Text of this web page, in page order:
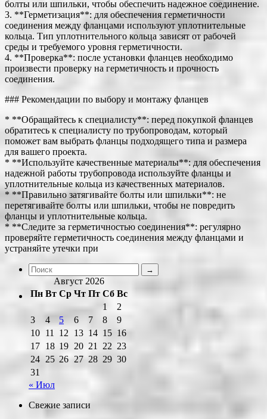
болты или шпильки, чтобы обеспечить надежное соединение.
3. **Герметизация**: для обеспечения герметичности
соединения между фланцами используют уплотнительные
кольца. Тип уплотнительного кольца зависят от рабочей
среды и требуемого уровня герметичности.
4. **Проверка**: после установки фланцев необходимо
произвести проверку на герметичность и прочность
соединения.
### Рекомендации по выбору и монтажу фланцев
* **Обращайтесь к специалисту**: перед покупкой фланцев
обратитесь к специалисту по трубопроводам, который
поможет вам выбрать фланцы подходящего типа и размера
для вашего проекта.
* **Используйте качественные материалы**: для обеспечения
надежной работы трубопровода используйте фланцы и
уплотнительные кольца из качественных материалов.
* **Правильно затягивайте болты или шпильки**: не
перетягивайте болты или шпильки, чтобы не повредить
фланцы и уплотнительные кольца.
* **Следите за герметичностью соединения**: регулярно
проверяйте герметичность соединения между фланцами и
устраняйте утечки при
Август 2026
Пн Вт Ср Чт Пт Сб Вс
1
2
3
4 5 6 7 8
9
10 11 12 13 14 15 16
17 18 19 20 21 22 23
24 25 26 27 28 29 30
31
« Июл
Свежие записи